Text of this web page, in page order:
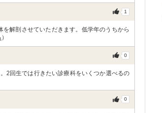
1
解剖させていただきます。低学年のうちから
）
0
2回生では行きたい診療科をいくつか選べるの
0